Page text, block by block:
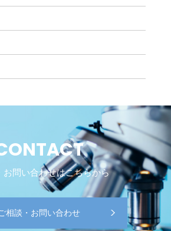
お問い合わせはこちらから
相談・お問い合わせ